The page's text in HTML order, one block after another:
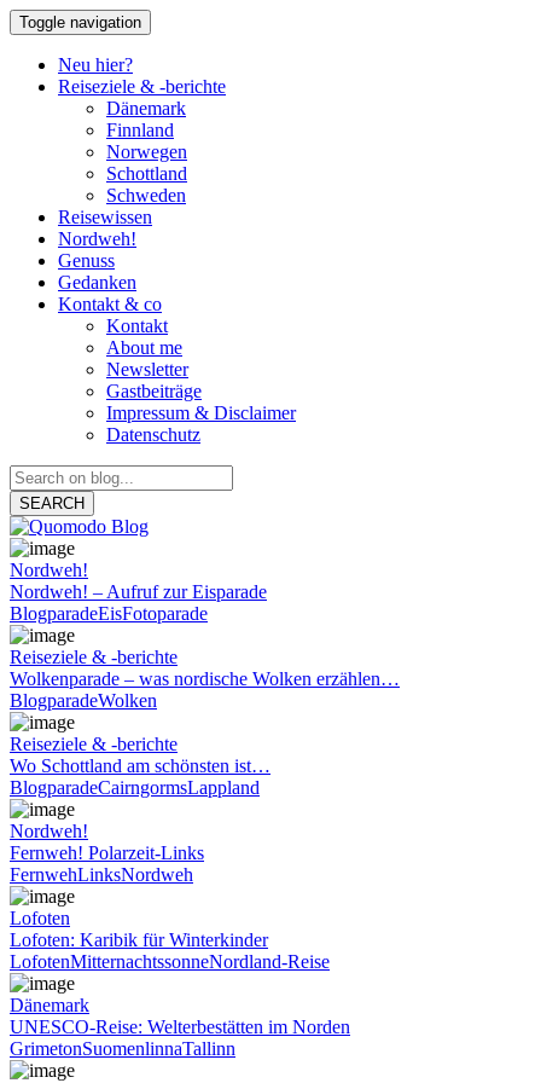
Toggle navigation
Neu hier?
Reiseziele & -berichte
Dänemark
Finnland
Norwegen
Schottland
Schweden
Reisewissen
Nordweh!
Genuss
Gedanken
Kontakt & co
Kontakt
About me
Newsletter
Gastbeiträge
Impressum & Disclaimer
Datenschutz
SEARCH
Nordweh!
Nordweh! – Aufruf zur Eisparade
BlogparadeEisFotoparade
Reiseziele & -berichte
Wolkenparade – was nordische Wolken erzählen…
BlogparadeWolken
Reiseziele & -berichte
Wo Schottland am schönsten ist…
BlogparadeCairngormsLappland
Nordweh!
Fernweh! Polarzeit-Links
FernwehLinksNordweh
Lofoten
Lofoten: Karibik für Winterkinder
LofotenMitternachtssonneNordland-Reise
Dänemark
UNESCO-Reise: Welterbestätten im Norden
GrimetonSuomenlinnaTallinn